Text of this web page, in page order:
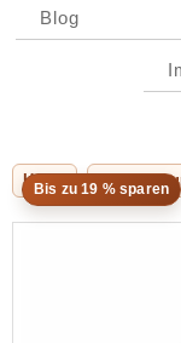
Blog
Home
Bis zu 19 % sparen